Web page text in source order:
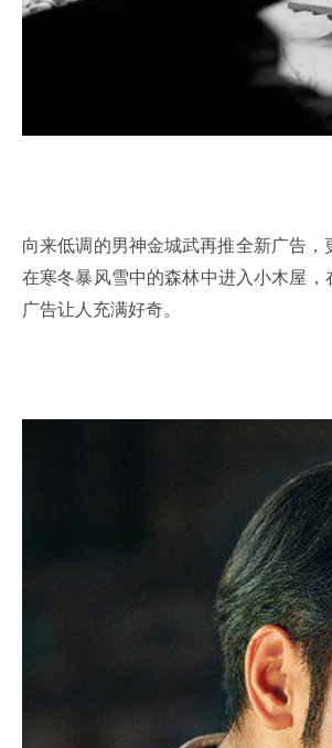
向来低调的男神金城武再推全新广告
在寒冬暴风雪中的森林中进入小木屋
广告让人充满好奇。